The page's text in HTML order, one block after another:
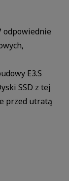
E3.S
SSD z tej
przed utratą